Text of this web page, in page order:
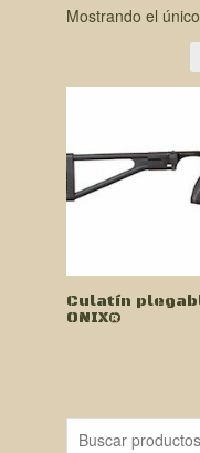
Mostrando el
Culatín
ONIX®